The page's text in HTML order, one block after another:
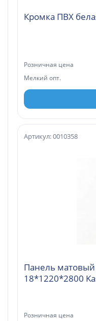
Розничная цена
Мелкий опт.
Панель матовый
18*1220*2800
Артикул: 0010358
Розничная цена